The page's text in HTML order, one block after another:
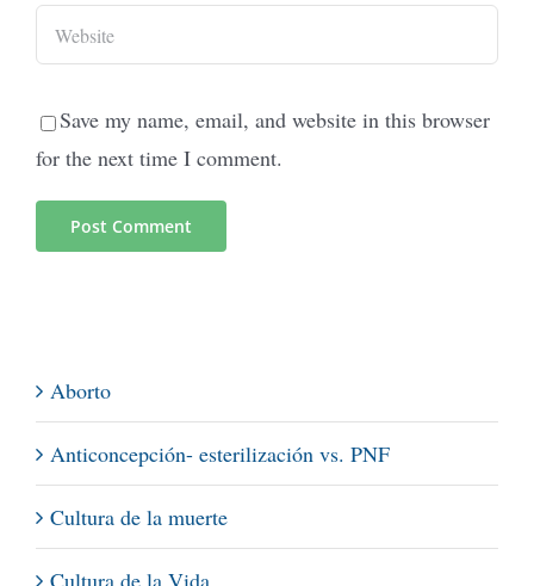
Save my name, email, and website in this browser
for the next time I comment.
Aborto
Anticoncepción- esterilización vs. PNF
Cultura de la muerte